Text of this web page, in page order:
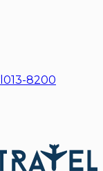
013-8200